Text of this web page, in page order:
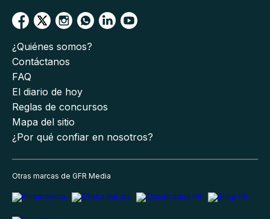
¿Quiénes somos?
Contáctanos
FAQ
El diario de hoy
Reglas de concursos
Mapa del sitio
¿Por qué confiar en nosotros?
Otras marcas de GFR Media